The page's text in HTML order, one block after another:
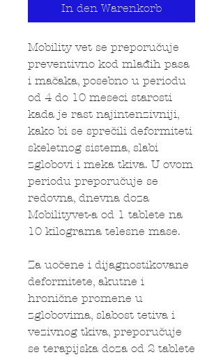
In den Warenkorb
Mobility vet se preporučuje
preventivno kod mlađih pasa
i mačaka, posebno u periodu
od 4 do 10 meseci starosti
kada je rast najintenzivniji,
kako bi se sprečili deformiteti
skeletnog sistema, slabi
zglobovi i meka tkiva. U ovom
periodu preporučuje se
redovna, dnevna doza
Mobilityvet-a od 1 tablete na
10 kilograma telesne mase.
Za uočene i dijagnostikovane
deformitete, akutne i
hronične promene u
zglobovima, slabost tetiva i
vezivnog tkiva, preporučuje
se terapijska doza od 2 tablete